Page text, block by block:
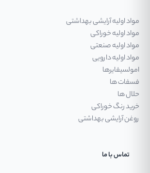
مواد اولیه آرایشی بهداشتی
مواد اولیه خوراکی
مواد اولیه صنعتی
مواد اولیه دارویی
امولسیفایرها
فسفات ها
حلال ها
خرید رنگ خوراکی
روغن آرایشی بهداشتی
تماس با ما